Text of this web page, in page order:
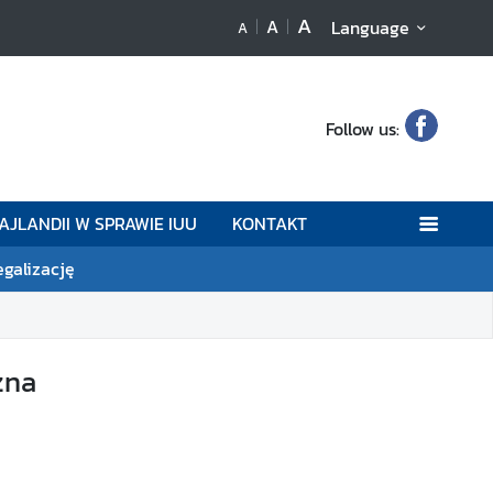
A A A Language
Follow us:
W SPRAWIE IUU
KONTAKT